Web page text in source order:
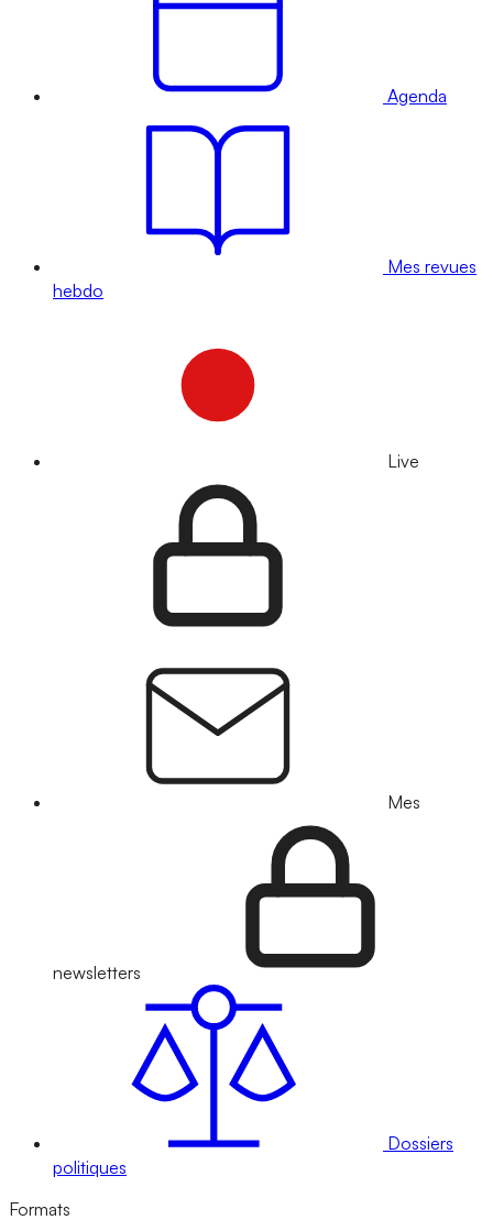
Agenda
Mes revues
hebdo
Live
Mes
newsletters
Dossiers
politiques
Formats